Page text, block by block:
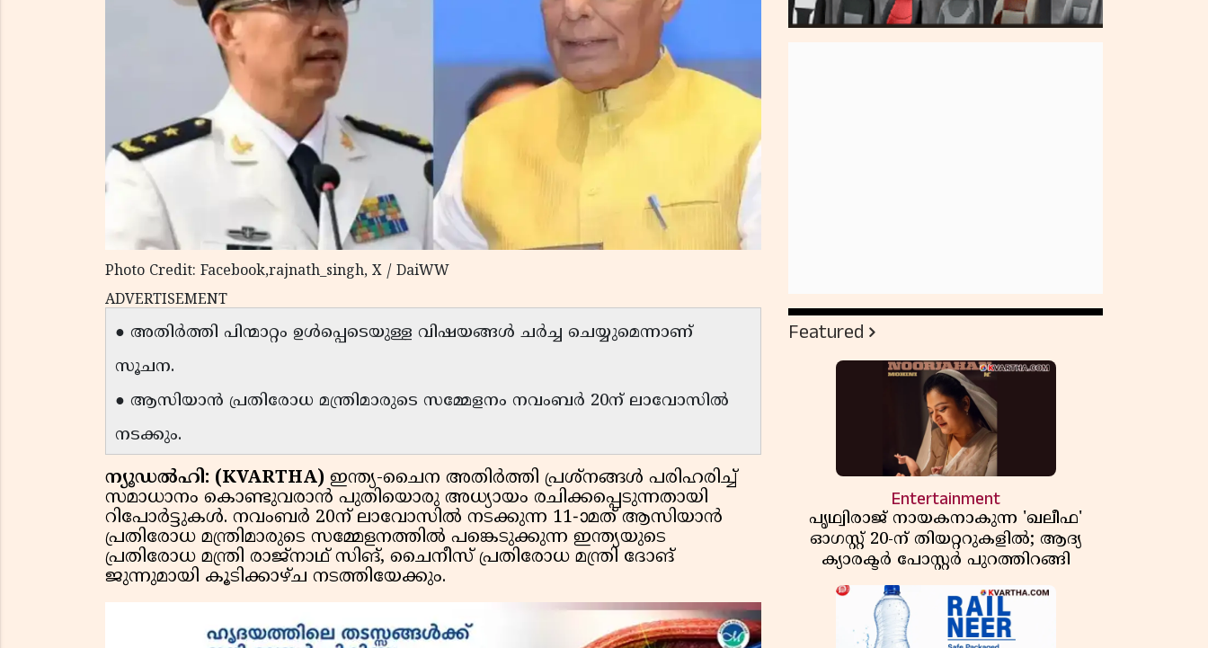
Photo Credit: Facebook,rajnath_singh, X / DaiWW
ADVERTISEMENT
● അതിർത്തി പിന്മാറ്റം ഉൾപ്പെടെയുള്ള വിഷയങ്ങൾ ചർച്ച ചെയ്യുമെന്നാണ്
സൂചന.
● ആസിയാൻ പ്രതിരോധ മന്ത്രിമാരുടെ സമ്മേളനം നവംബർ 20ന് ലാവോസിൽ
നടക്കും.
ന്യൂഡൽഹി: (KVARTHA) ഇന്ത്യ-ചൈന അതിർത്തി പ്രശ്നങ്ങൾ പരിഹരിച്ച്
സമാധാനം കൊണ്ടുവരാൻ പുതിയൊരു അധ്യായം രചിക്കപ്പെടുന്നതായി
റിപോർട്ടുകൾ. നവംബർ 20ന് ലാവോസിൽ നടക്കുന്ന 11-ാമത് ആസിയാൻ
പ്രതിരോധ മന്ത്രിമാരുടെ സമ്മേളനത്തിൽ പങ്കെടുക്കുന്ന ഇന്ത്യയുടെ
പ്രതിരോധ മന്ത്രി രാജ്‌നാഥ് സിങ്, ചൈനീസ് പ്രതിരോധ മന്ത്രി ദോങ്
ജുന്നുമായി കൂടിക്കാഴ്ച നടത്തിയേക്കും.
Featured
Entertainment
പൃഥ്വിരാജ് നായകനാകുന്ന 'ഖലീഫ'
ഓഗസ്റ്റ് 20-ന് തിയറ്ററുകളിൽ; ആദ്യ
ക്യാരക്ടർ പോസ്റ്റർ പുറത്തിറങ്ങി